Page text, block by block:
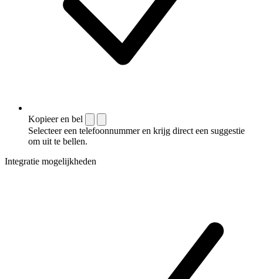
Kopieer en bel
Selecteer een telefoonnummer en krijg direct een suggestie
om uit te bellen.
Integratie mogelijkheden